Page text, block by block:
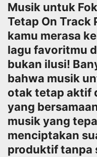
Musik untuk
Tetap On Track
kamu merasa
lagu favoritmu
bukan ilusi!
bahwa musik
otak tetap aktif
yang
musik yang
menciptakan
produktif tanpa